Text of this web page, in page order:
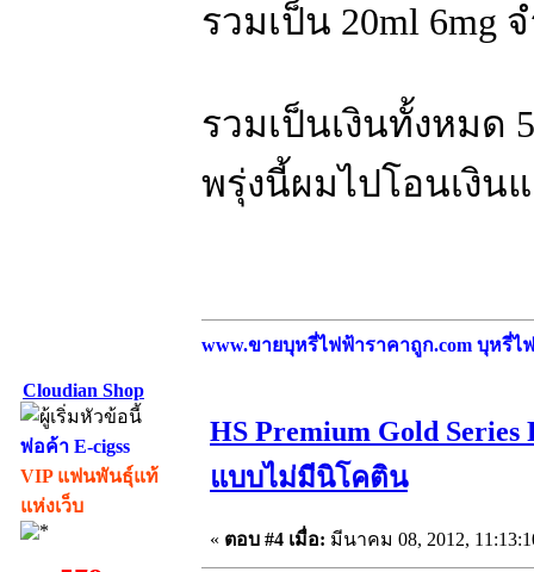
รวมเป็น 20ml 6mg
รวมเป็นเงินทั้งหมด
พรุ่งนี้ผมไปโอนเงิน
www.ขายบุหรี่ไฟฟ้าราคาถูก.com บุหรี่ไ
Cloudian Shop
พ่อค้า E-cigss
VIP แฟนพันธุ์แท้
แห่งเว็บ
HS Premium Gold
แบบไม่มีนิโคติน
« ตอบ #4 เมื่อ: มีนาคม 08, 2012,